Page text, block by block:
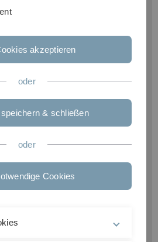
akzeptieren
oder
& schließen
oder
Cookies